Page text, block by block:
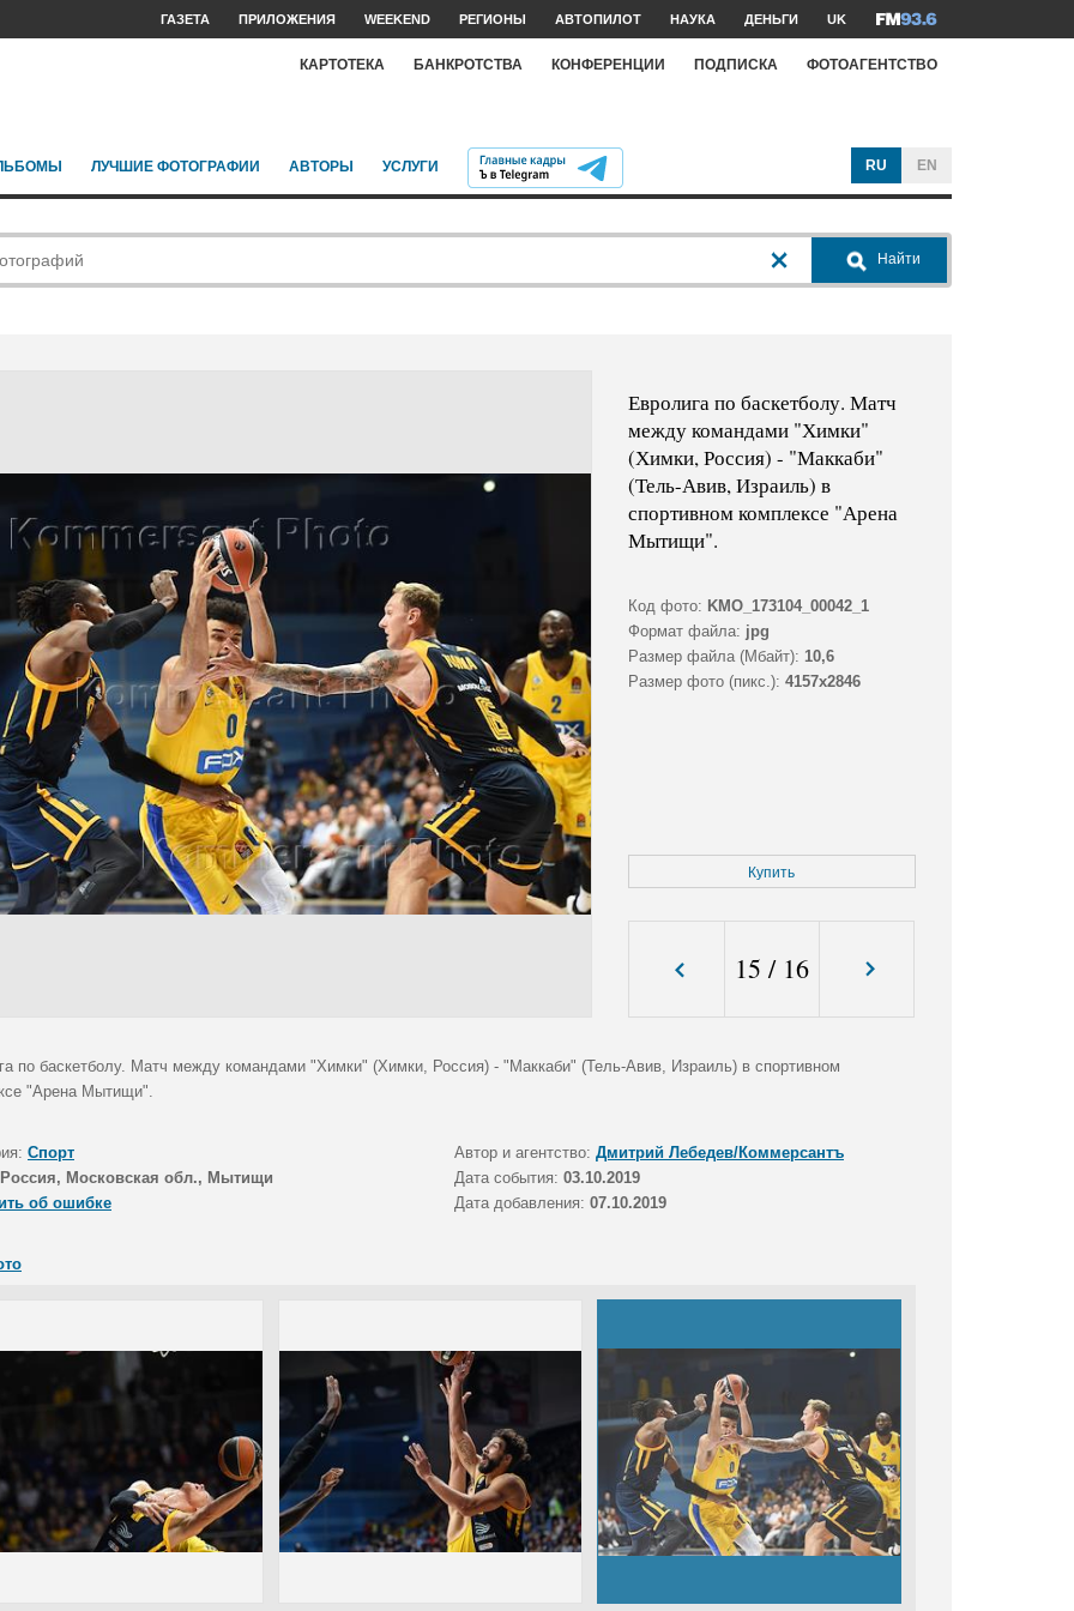
ГАЗЕТА ПРИЛОЖЕНИЯ WEEKEND РЕГИОНЫ АВТОПИЛОТ НАУКА ДЕНЬГИ UK
КАРТОТЕКА БАНКРОТСТВА КОНФЕРЕНЦИИ ПОДПИСКА ФОТОАГЕНТСТВО
ЛУЧШИЕ ФОТОГРАФИИ АВТОРЫ УСЛУГИ RU EN
Найти
Евролига по баскетболу. Матч
между командами "Химки"
(Химки, Россия) - "Маккаби"
(Тель-Авив, Израиль) в
спортивном комплексе "Арена
Мытищи".
Код фото: KMO_173104_00042_1
Формат файла: jpg
Размер файла (Мбайт): 10,6
Размер фото (пикс.): 4157x2846
Купить
15 / 16
по баскетболу. Матч между командами "Химки" (Химки, Россия) - "Маккаби" (Тель-Авив, Израиль) в спортивном
"Арена Мытищи".
Спорт Автор и агентство: Дмитрий Лебедев/Коммерсантъ
Россия, Московская обл., Мытищи Дата события: 03.10.2019
об ошибке
Дата добавления: 07.10.2019